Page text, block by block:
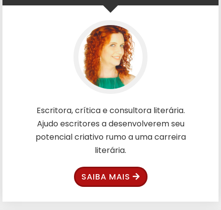
Escritora, crítica e consultora literária.
Ajudo escritores a desenvolverem seu
potencial criativo rumo a uma carreira
literária.
SAIBA MAIS